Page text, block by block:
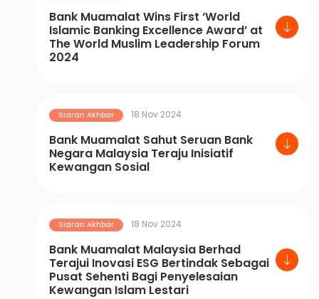
Bank Muamalat Wins First ‘World
Islamic Banking Excellence Award’ at
The World Muslim Leadership Forum
2024
Siaran Akhbar 18 Nov 2024
Bank Muamalat Sahut Seruan Bank
Negara Malaysia Teraju Inisiatif
Kewangan Sosial
Siaran Akhbar 18 Nov 2024
Bank Muamalat Malaysia Berhad
Terajui Inovasi ESG Bertindak Sebagai
Pusat Sehenti Bagi Penyelesaian
Kewangan Islam Lestari